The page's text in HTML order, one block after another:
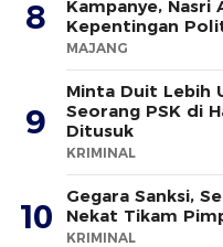
8
Kampanye, Nasri
Kepentingan
MAJANG
9
Minta Duit Lebih
Seorang PSK di
Ditusuk
KRIMINAL
10
Gegara Sanksi,
Nekat Tikam
KRIMINAL